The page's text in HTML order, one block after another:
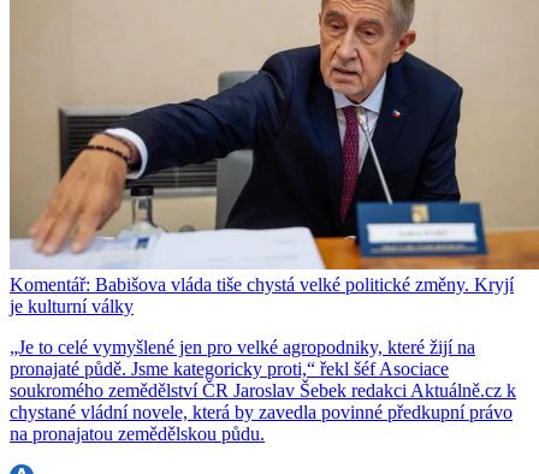
Komentář: Babišova vláda tiše chystá velké politické změny. Kryjí
je kulturní války
„Je to celé vymyšlené jen pro velké agropodniky, které žijí na
pronajaté půdě. Jsme kategoricky proti,“ řekl šéf Asociace
soukromého zemědělství ČR Jaroslav Šebek redakci Aktuálně.cz k
chystané vládní novele, která by zavedla povinné předkupní právo
na pronajatou zemědělskou půdu.